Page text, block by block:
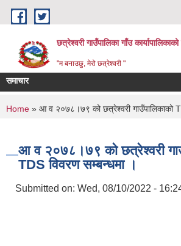
Skip to main content
छत्रेश्वरी गाउँपालिका गाँउ कार्यापालिकाको
"म बनाउछु, मेरो छत्रेश्वरी "
समाचार
You are here
Home » आ व २०७८।७९ को छत्रेश्वरी गाउँपालिकाको
आ व २०७८।७९ को छत्रेश्वरी
TDS विवरण सम्बन्धमा ।
Submitted on: Wed, 08/10/2022 -